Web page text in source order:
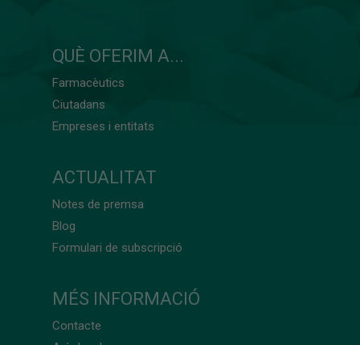
QUÈ OFERIM A...
Farmacèutics
Ciutadans
Empreses i entitats
ACTUALITAT
Notes de premsa
Blog
Formulari de subscripció
MÉS INFORMACIÓ
Contacte